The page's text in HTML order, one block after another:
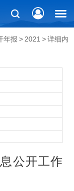
年报 > 2021 >详细内
公开工作